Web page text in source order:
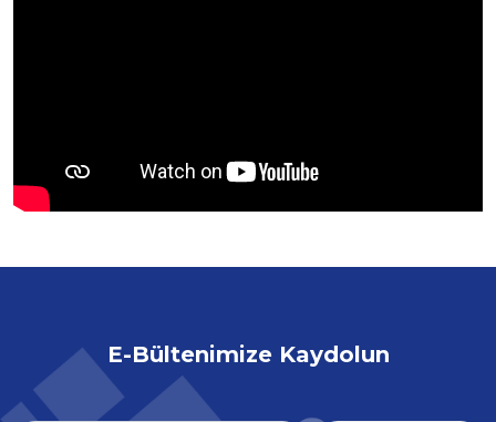
E-Bültenimize Kaydolun